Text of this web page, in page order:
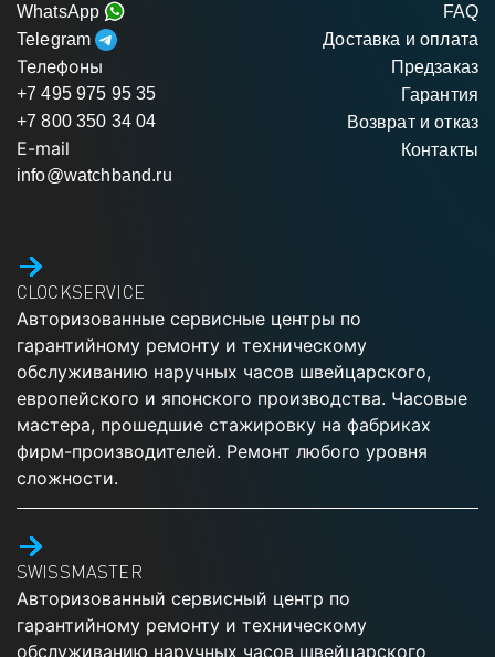
WhatsApp
Telegram
Телефоны
+7 495 975 95 35
+7 800 350 34 04
E-mail
info@watchband.ru
FAQ
Доставка и оплата
Предзаказ
Гарантия
Возврат и отказ
Контакты
CLOCKSERVICE
Авторизованные сервисные центры по
гарантийному ремонту и техническому
обслуживанию наручных часов швейцарского,
европейского и японского производства. Часовые
мастера, прошедшие стажировку на фабриках
фирм-производителей. Ремонт любого уровня
сложности.
SWISSMASTER
Авторизованный сервисный центр по
гарантийному ремонту и техническому
обслуживанию наручных часов швейцарского